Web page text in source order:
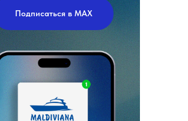
Подписаться в MAX